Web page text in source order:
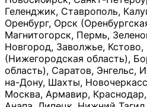
Геленджик, Ставрополь,
Оренбург, Орск
Магнитогорск, Пермь,
Новгород, Заволжье, Кстово,
(Нижегородская область),
область), Саратов, Энгельс,
на-Дону, Шахты,
Москва, Армавир,